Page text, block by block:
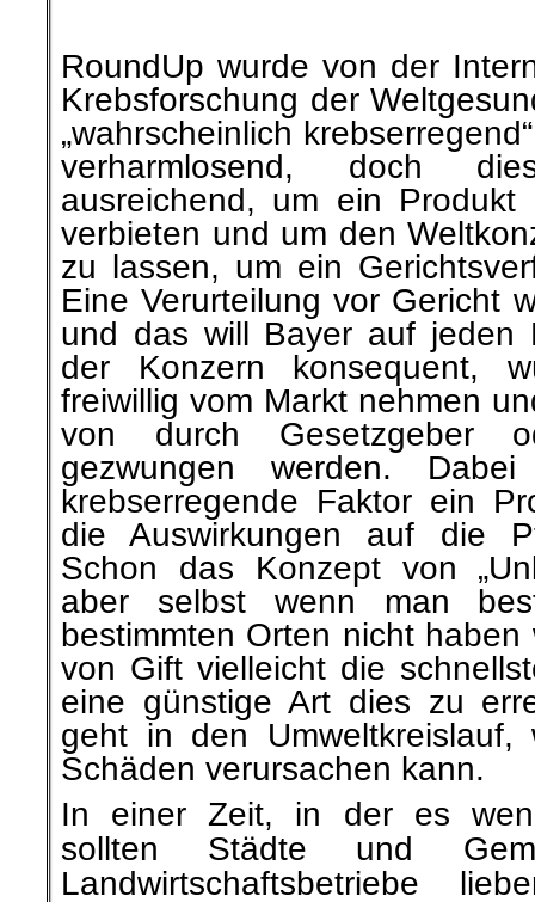
RoundUp wurde von der
Krebsforschung der
„wahrscheinlich
verharmlosend, doch
ausreichend, um ein
verbieten und um den
zu lassen, um ein
Eine Verurteilung vor Gericht
und das will Bayer auf jeden
der Konzern konsequent,
freiwillig vom Markt nehmen
von durch Gesetzgeber
gezwungen werden.
krebserregende Faktor ein
die Auswirkungen auf die
Schon das Konzept von
aber selbst wenn man
bestimmten Orten nicht
von Gift vielleicht die
eine günstige Art dies zu
geht in den Umweltkreislauf,
Schäden verursachen kann.
In einer Zeit, in der es
sollten Städte und
Landwirtschaftsbetriebe